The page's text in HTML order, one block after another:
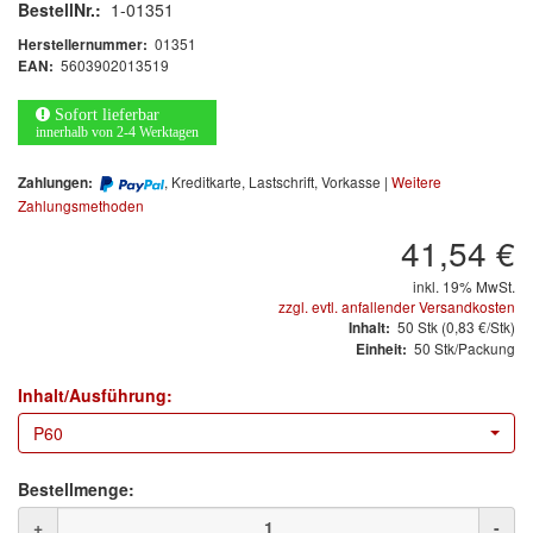
Arbeitsschutz
Luftfilter
Mischfarben
Informationsmaterial
COLOR-EXPERT
E-D
BestellNr.: 1-01351
Herstellernummer: 01351
EAN: 5603902013519
Sofort lieferbar
innerhalb von 2-4 Werktagen
Zahlungen: , Kreditkarte, Lastschrift, Vorkasse | Weitere
Zahlungsmethoden
41,54 €
inkl. 19% MwSt.
zzgl. evtl. anfallender Versandkosten
Inhalt: 50 Stk (0,83 €/Stk)
Einheit: 50 Stk/Packung
Inhalt/Ausführung:
P60
Bestellmenge:
+
-